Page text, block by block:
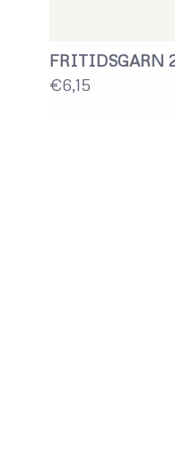
FRITIDSGARN
€6,15